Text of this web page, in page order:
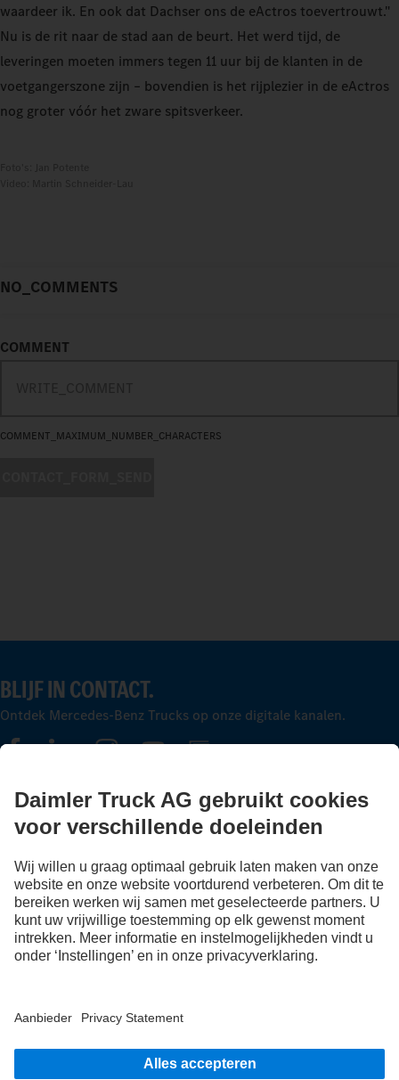
waardeer ik. En ook dat Dachser ons de eActros toevertrouwt."
Nu is de rit naar de stad aan de beurt. Het werd tijd, de
leveringen moeten immers tegen 11 uur bij de klanten in de
voetgangerszone zijn – bovendien is het rijplezier in de eActros
nog groter vóór het zware spitsverkeer.
NO_COMMENTS
COMMENT
COMMENT_MAXIMUM_NUMBER_CHARACTERS
BLIJF IN CONTACT.
Ontdek Mercedes-Benz Trucks op onze digitale kanalen.
FOLLOW THE ROADSTARS.
Deel nu uw ervaringen met andere truckers.
Stap in
LANGUAGE